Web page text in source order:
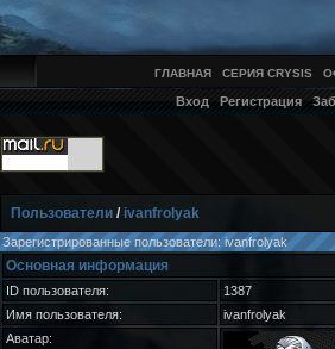
ГЛАВНАЯ СЕРИЯ CRYSIS
Вход Регистрация
Пользователи / ivanfrolyak
Зарегистрированные пользователи: ivanfrolyak
Основная информация
ID пользователя:
1387
Имя пользователя:
ivanfrolyak
Аватар: